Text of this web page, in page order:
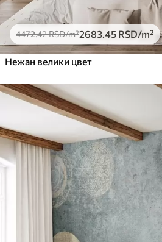
4472.42RSD/m²2683 .45 RSD/m²
Нежан велики цвет